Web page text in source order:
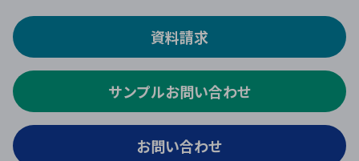
資料請求
サンプルお問い合わせ
お問い合わせ